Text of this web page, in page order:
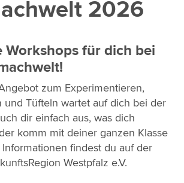
2026
Workshops für dich bei
zum Experimentieren,
und Tüfteln wartet auf dich bei der
dir einfach aus, was dich
komm mit deiner ganzen Klasse
findest du auf der
Westpfalz e.V.